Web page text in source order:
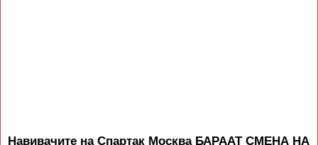
Навивачите на Спартак Москва БАРААТ СМЕНА НА